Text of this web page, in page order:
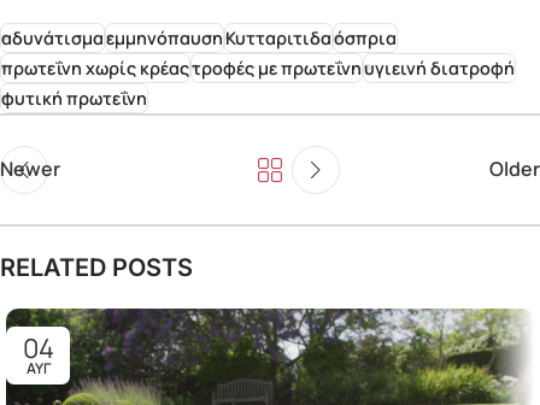
αδυνάτισμαεμμηνόπαυσηΚυτταριτιδαόσπρια
πρωτεΐνη χωρίς κρέαςτροφές με πρωτεΐνηυγιεινή διατροφή
φυτική πρωτεΐνη
Newer Older
RELATED POSTS
04
ΑΥΓ